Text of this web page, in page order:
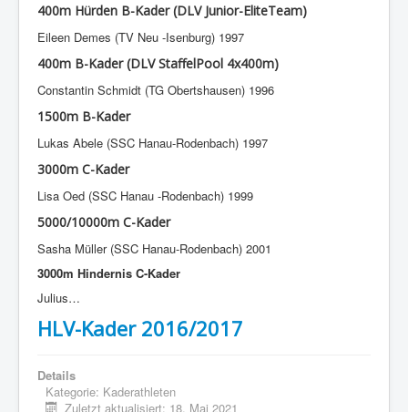
400m Hürden B-Kader (DLV Junior-EliteTeam)
Eileen Demes (TV Neu -Isenburg) 1997
400m B-Kader (DLV StaffelPool 4x400m)
Constantin Schmidt (TG Obertshausen) 1996
1500m B-Kader
Lukas Abele (SSC Hanau-Rodenbach) 1997
3000m C-Kader
Lisa Oed (SSC Hanau -Rodenbach) 1999
5000/10000m C-Kader
Sasha Müller (SSC Hanau-Rodenbach) 2001
3000m Hindernis C-Kader
Julius…
HLV-Kader 2016/2017
Details
Kategorie: Kaderathleten
Zuletzt aktualisiert: 18. Mai 2021